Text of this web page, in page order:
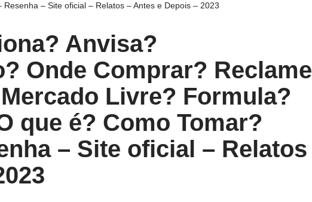
– Site oficial – Relatos – Antes e Depois – 2023
Anvisa?
Onde Comprar? Reclame
Livre? Formula?
que é? Como Tomar?
– Site oficial – Relatos